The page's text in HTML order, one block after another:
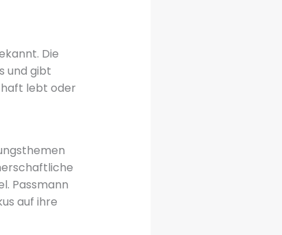
Die
und gibt
lebt oder
Passmann
auf ihre